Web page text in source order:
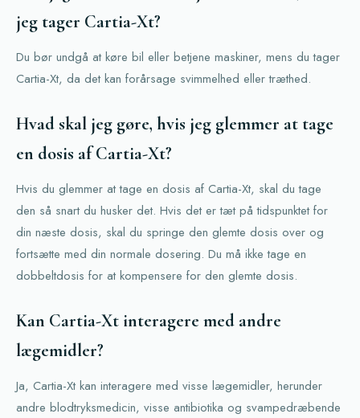
jeg tager Cartia-Xt?
Du bør undgå at køre bil eller betjene maskiner, mens du tager
Cartia-Xt, da det kan forårsage svimmelhed eller træthed.
Hvad skal jeg gøre, hvis jeg glemmer at tage
en dosis af Cartia-Xt?
Hvis du glemmer at tage en dosis af Cartia-Xt, skal du tage
den så snart du husker det. Hvis det er tæt på tidspunktet for
din næste dosis, skal du springe den glemte dosis over og
fortsætte med din normale dosering. Du må ikke tage en
dobbeltdosis for at kompensere for den glemte dosis.
Kan Cartia-Xt interagere med andre
lægemidler?
Ja, Cartia-Xt kan interagere med visse lægemidler, herunder
andre blodtryksmedicin, visse antibiotika og svampedræbende